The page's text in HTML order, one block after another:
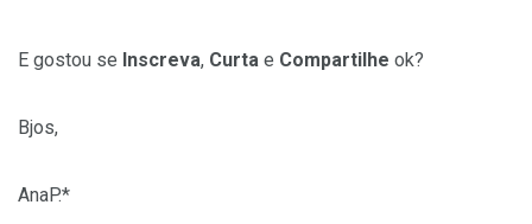
E gostou se Inscreva, Curta e Compartilhe ok?
Bjos,
AnaP.*